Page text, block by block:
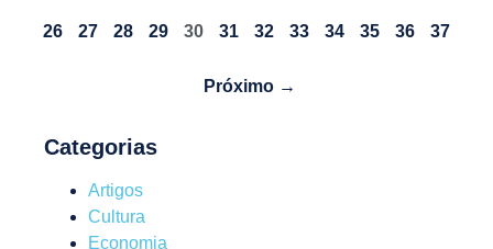
26 27 28 29 30 31 32 33 34 35 36 37
Próximo →
Categorias
Artigos
Cultura
Economia